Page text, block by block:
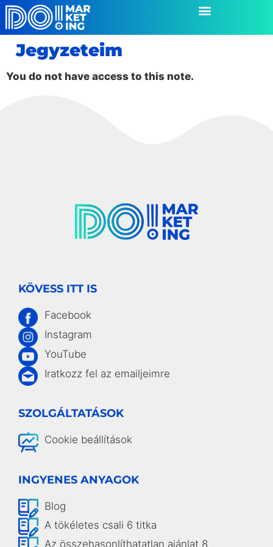
Jegyzeteim
You do not have access to this note.
KÖVESS ITT IS
Facebook
Instagram
YouTube
Iratkozz fel az emailjeimre
SZOLGÁLTATÁSOK
Cookie beállítások
INGYENES ANYAGOK
Blog
A tökéletes csali 6 titka
Az összehasonlíthatatlan ajánlat 8